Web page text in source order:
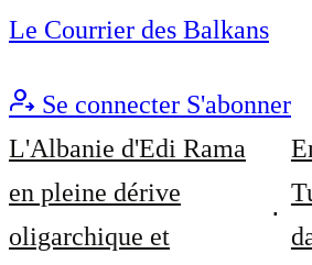
Le Courrier des Balkans
Se connecter S'abonner
L'Albanie d'Edi Rama
en pleine dérive
oligarchique et